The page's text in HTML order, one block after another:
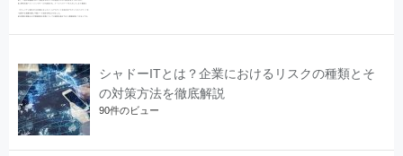
シャドーITとは？企業におけるリスクの種類とそ
の対策方法を徹底解説
90件のビュー